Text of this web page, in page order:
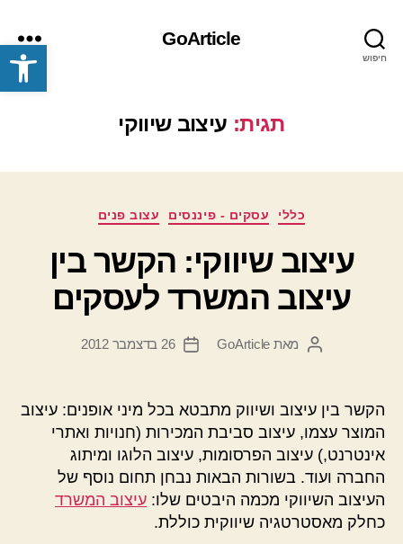
פתח סרגל נגישות חיפוש
GoArticle
תפריט
תגית: עיצוב שיווקי
קטגוריות כללי עסקים - פיננסים עצוב פנים
עיצוב שיווקי: הקשר בין
עיצוב המשרד לעסקים
המחבר
מאת GoArticle
תאריך
26 בדצמבר 2012
הקשר בין עיצוב ושיווק מתבטא בכל מיני אופנים: עיצוב
המוצר עצמו, עיצוב סביבת המכירות (חנויות ואתרי
אינטרנט,) עיצוב הפרסומות, עיצוב הלוגו ומיתוג
החברה ועוד. בשורות הבאות נבחן תחום נוסף של
העיצוב השיווקי מכמה היבטים שלו: עיצוב המשרד
כחלק מאסטרטגיה שיווקית כוללת.